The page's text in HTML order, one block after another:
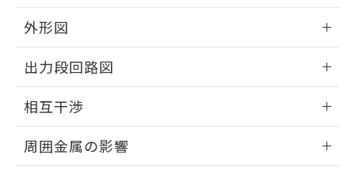
外形図
外形図
出力段回路図
出力段回路図
相互干渉
相互干渉
周囲金属の影響
※当社の共同利用者とは、"個人情報
の共同利用に関して"
とができます。
51物質の非含有証明書（当社基準）
※本証明書は発行日時点で非含有を証明す
るもので、過去に遡って非含有を証明する
ものではありません。
また、RoHS指令のフタル酸エステル類４
物質の対応では、対応完了までの期間は出